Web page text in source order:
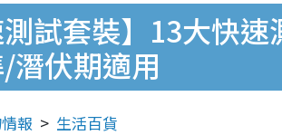
測試套裝】13大快
潛伏期適用
報 生活百貨